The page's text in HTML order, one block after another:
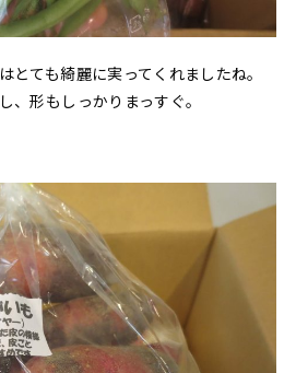
とても綺麗に実ってくれましたね。
、形もしっかりまっすぐ。